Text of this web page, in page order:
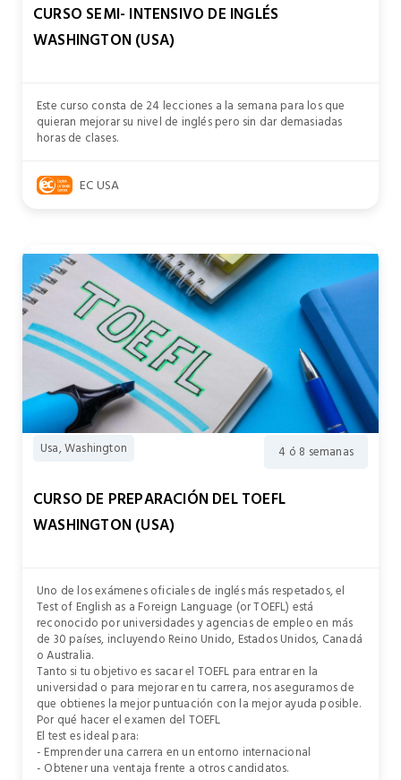
CURSO SEMI- INTENSIVO DE INGLÉS
WASHINGTON (USA)
Este curso consta de 24 lecciones a la semana para los que
quieran mejorar su nivel de inglés pero sin dar demasiadas
horas de clases.
EC USA
Usa, Washington 4 ó 8 semanas
CURSO DE PREPARACIÓN DEL TOEFL
WASHINGTON (USA)
Uno de los exámenes oficiales de inglés más respetados, el
Test of English as a Foreign Language (or TOEFL) está
reconocido por universidades y agencias de empleo en más
de 30 países, incluyendo Reino Unido, Estados Unidos, Canadá
o Australia.
Tanto si tu objetivo es sacar el TOEFL para entrar en la
universidad o para mejorar en tu carrera, nos aseguramos de
que obtienes la mejor puntuación con la mejor ayuda posible.
Por qué hacer el examen del TOEFL
El test es ideal para:
- Emprender una carrera en un entorno internacional
- Obtener una ventaja frente a otros candidatos.